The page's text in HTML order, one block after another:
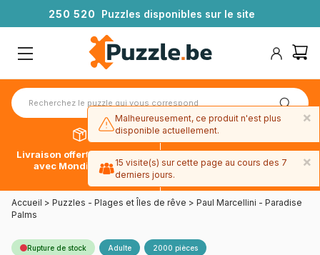
250 520 Puzzles disponibles sur le site
Livraison offerte dès 39€*
avec Mondial Relay
Paiement en 4x sans frais
avec Paypal
Accueil > Puzzles - Plages et Îles de rêve > Paul Marcellini - Paradise
Palms
Rupture de stock Adulte 2000 pièces
×
Malheureusement, ce produit n'est plus
disponible actuellement.
×
15 visite(s) sur cette page au cours des 7
derniers jours.